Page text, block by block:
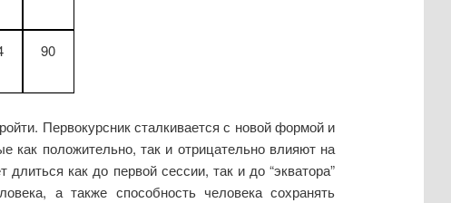
90
Первокурсник сталкивается с новой формой и
как положительно, так и отрицательно влияют на
как до первой сессии, так и до “экватора”
а также способность человека сохранять